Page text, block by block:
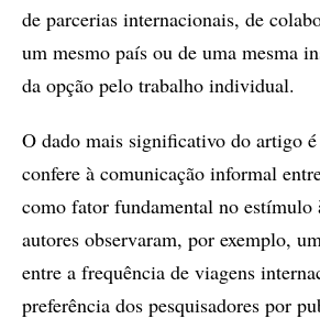
de parcerias internacionais, de
um mesmo país ou de uma mesma
da opção pelo trabalho individual.
O dado mais significativo do artigo
confere à comunicação informal
como fator fundamental no estímulo
autores observaram, por exemplo,
entre a frequência de viagens
preferência dos pesquisadores por